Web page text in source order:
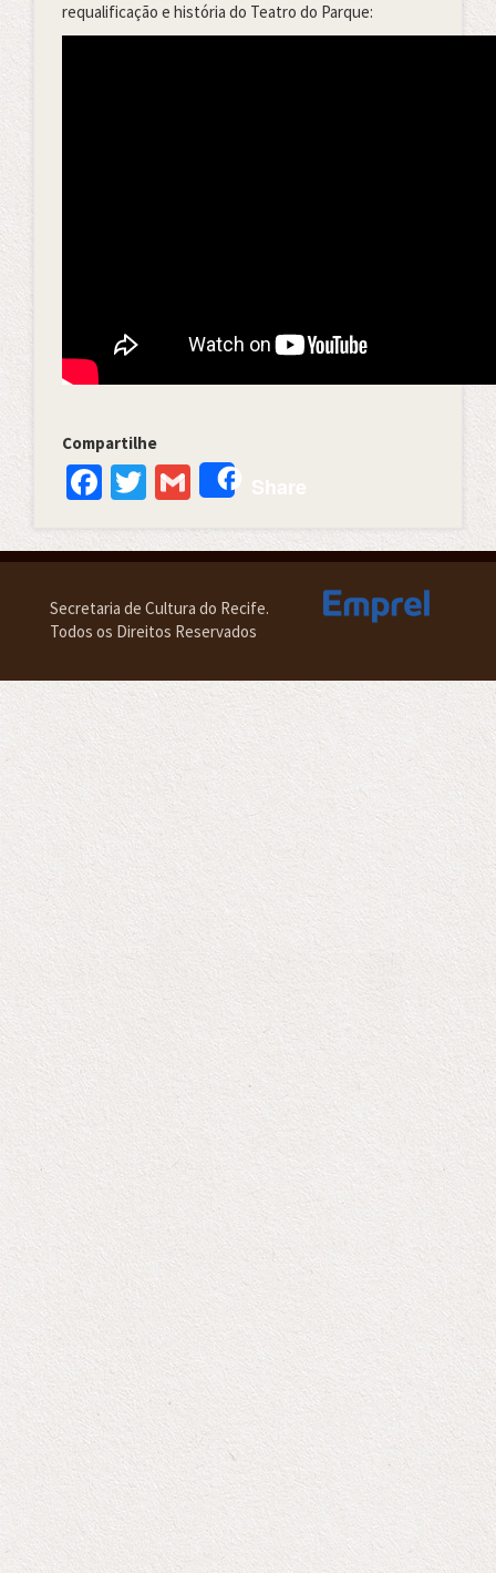
requalificação e história do Teatro do Parque:
Compartilhe
Facebook
TwitterGmailShare
Secretaria de Cultura do Recife.
Todos os Direitos Reservados